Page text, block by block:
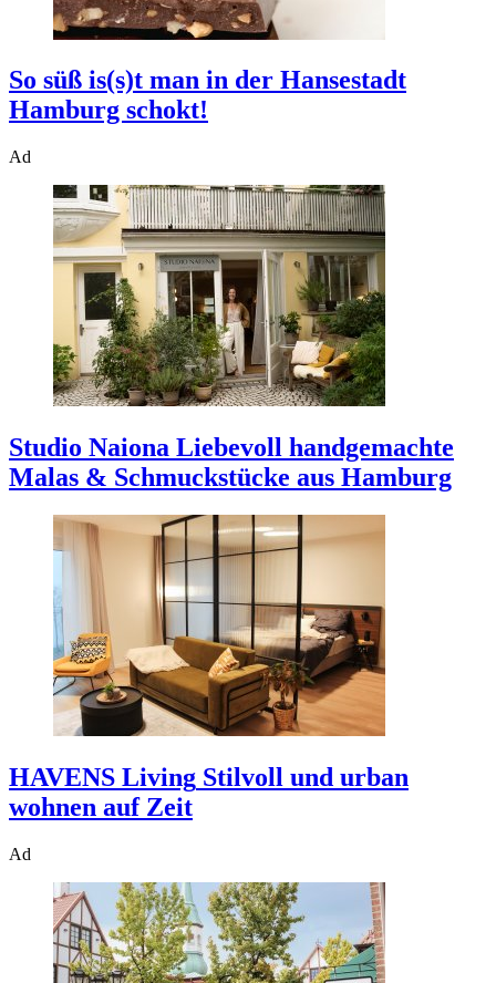
So süß is(s)t man in der Hansestadt
Hamburg schokt!
Ad
Studio Naiona Liebevoll handgemachte
Malas & Schmuckstücke aus Hamburg
HAVENS Living Stilvoll und urban
wohnen auf Zeit
Ad